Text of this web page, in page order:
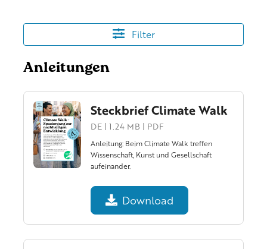
Filter
Anleitungen
Steckbrief Climate Walk
DE | 1.24 MB | PDF
Anleitung: Beim Climate Walk treffen
Wissenschaft, Kunst und Gesellschaft
aufeinander.
Download